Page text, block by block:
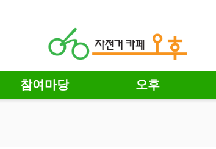
참여마당 오후